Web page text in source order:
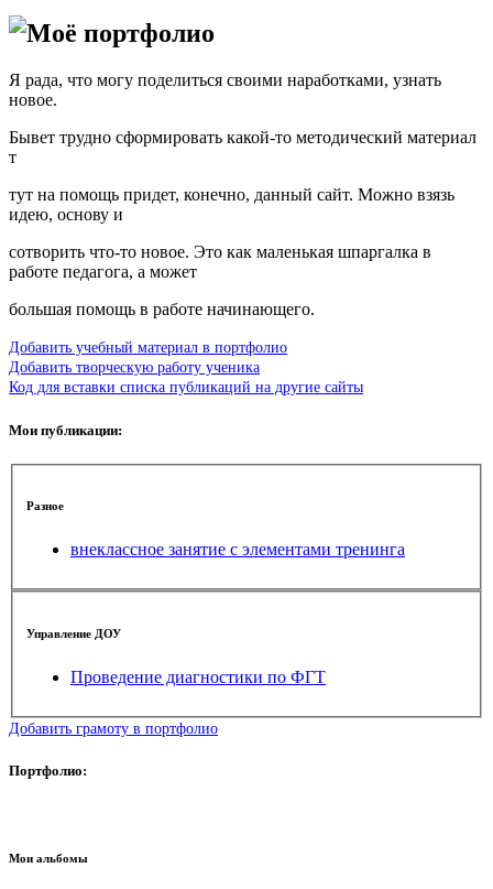
Моё портфолио
Я рада, что могу поделиться своими наработками, узнать
новое.
Бывет трудно сформировать какой-то методический материал
т
тут на помощь придет, конечно, данный сайт. Можно взязь
идею, основу и
сотворить что-то новое. Это как маленькая шпаргалка в
работе педагога, а может
большая помощь в работе начинающего.
Добавить учебный материал в портфолио
Добавить творческую работу ученика
Код для вставки списка публикаций на другие сайты
Мои публикации:
Разное
внеклассное занятие с элементами тренинга
Управление ДОУ
Проведение диагностики по ФГТ
Добавить грамоту в портфолио
Портфолио:
Мои альбомы